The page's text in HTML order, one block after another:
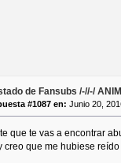
de Fansubs /-//-/
#1087 en: Junio 20,
que te vas a encontrar
creo que me hubiese